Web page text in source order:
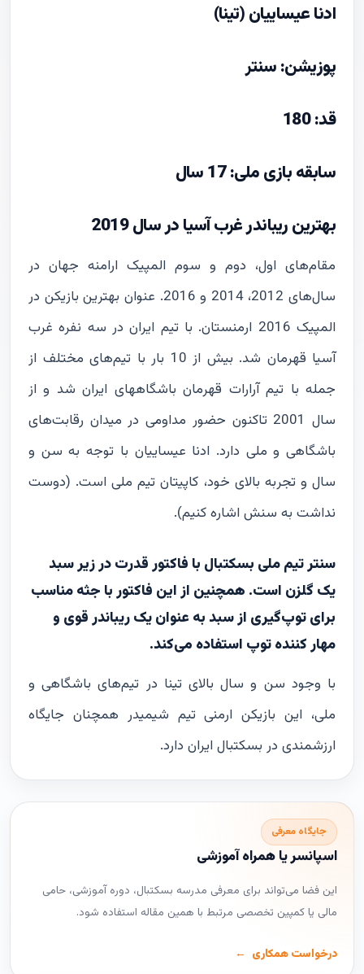
ادنا عیساییان (تینا)
پوزیشن: سنتر
قد: 180
سابقه بازی ملی: 17 سال
بهترین ریباندر غرب آسیا در سال 2019
مقام‌های اول، دوم و سوم المپیک ارامنه جهان در
سال‌های 2012، 2014 و 2016. عنوان بهترین بازیکن در
المپیک 2016 ارمنستان. با تیم ایران در سه نفره غرب
آسیا قهرمان شد. بیش از 10 بار با تیم‌های مختلف از
جمله با تیم آرارات قهرمان باشگاههای ایران شد و از
سال 2001 تاکنون حضور مداومی در میدان رقابت‌های
باشگاهی و ملی دارد. ادنا عیساییان با توجه به سن و
سال و تجربه بالای خود، کاپیتان تیم ملی است. (دوست
نداشت به سنش اشاره کنیم).
سنتر تیم ملی بسکتبال با فاکتور قدرت در زیر سبد
یک گلزن است. همچنین از این فاکتور با جثه مناسب
برای توپ‌گیری از سبد به عنوان یک ریباندر قوی و
مهار کننده توپ استفاده می‌کند.
با وجود سن و سال بالای تینا در تیم‌های باشگاهی و
ملی، این بازیکن ارمنی تیم شیمیدر همچنان جایگاه
ارزشمندی در بسکتبال ایران دارد.
جایگاه معرفی
اسپانسر یا همراه آموزشی
این فضا می‌تواند برای معرفی مدرسه بسکتبال، دوره آموزشی، حامی
مالی یا کمپین تخصصی مرتبط با همین مقاله استفاده شود.
درخواست همکاری